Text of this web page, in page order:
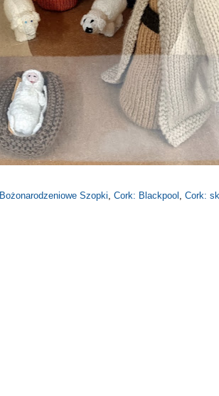
Bożonarodzeniowe Szopki Cork: Blackpool Cork: